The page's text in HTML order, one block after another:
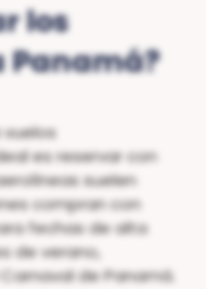
los
Panamá?
es reservar con
suelen
compran con
fechas de alta
de verano,
de Panamá.